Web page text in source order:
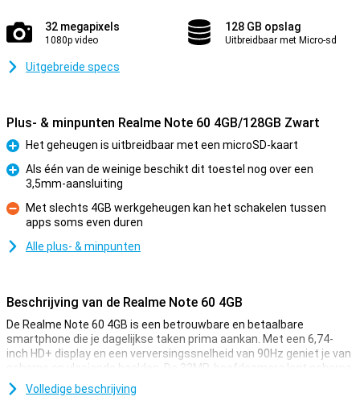
32 megapixels
1080p video
128 GB opslag
Uitbreidbaar met Micro-sd
Uitgebreide specs
Plus- & minpunten Realme Note 60 4GB/128GB Zwart
Pluspunt
Het geheugen is uitbreidbaar met een microSD-kaart
Pluspunt
Als één van de weinige beschikt dit toestel nog over een
3,5mm-aansluiting
Minpunt
Met slechts 4GB werkgeheugen kan het schakelen tussen
apps soms even duren
Alle plus- & minpunten
Beschrijving van de Realme Note 60 4GB
De Realme Note 60 4GB is een betrouwbare en betaalbare
smartphone die je dagelijkse taken prima aankan. Met een 6,74-
inch HD+ display en een verversingssnelheid van 90Hz geniet je van
scherpe en vloeiende beelden. De 32MP-hoofdcamera legt scherpe
foto's vast, terwijl de 5MP-camera aan de voorkant geschikt is voor
selfies. De krachtige 5000mAh-batterij zorgt ervoor dat je de hele
Volledige beschrijving